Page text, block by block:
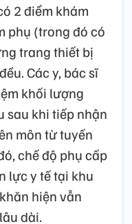
2 điểm khám
phụ (trong đó có
trang thiết bị
Các y, bác sĩ
khối lượng
sau khi tiếp nhận
môn từ tuyến
chế độ phụ cấp
lực y tế tại khu
hiện vẫn
dài.